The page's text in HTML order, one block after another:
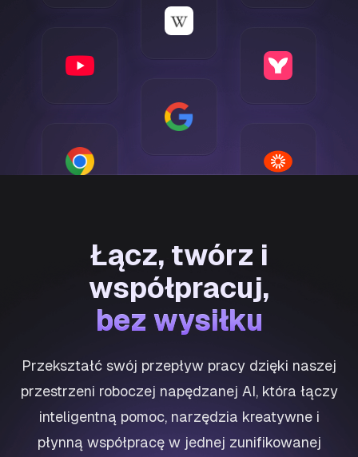
Łącz, twórz i
współpracuj,
bez wysiłku
bez wysiłku
Przekształć swój przepływ pracy dzięki naszej
przestrzeni roboczej napędzanej AI, która łączy
inteligentną pomoc, narzędzia kreatywne i
płynną współpracę w jednej zunifikowanej